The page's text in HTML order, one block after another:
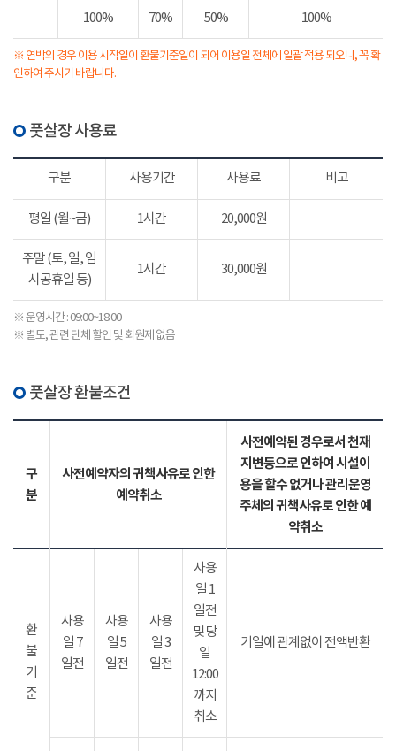
100% 70% 50% 100%
※ 연박의 경우 이용 시작일이 환불기준일이 되어 이용일 전체에 일괄 적용 되오니, 꼭 확
인하여 주시기 바랍니다.
풋살장 사용료
구분 사용기간 사용료 비고
평일 (월~금) 1시간 20,000원
주말 (토, 일, 임
시공휴일 등)
1시간 30,000원
※ 운영시간 : 09:00~18:00
※ 별도, 관련 단체 할인 및 회원제 없음
풋살장 환불조건
구
분
사전예약자의 귀책사유로 인한
예약취소
사전예약된 경우로서 천재
지변등으로 인하여 시설이
용을 할수 없거나 관리운영
주체의 귀책사유로 인한 예
약취소
환
불
기
준
사용
일 7
일전
사용
일 5
일전
사용
일 3
일전
사용
일 1
일전
및 당
일
12:00
까지
취소
기일에 관계없이 전액반환